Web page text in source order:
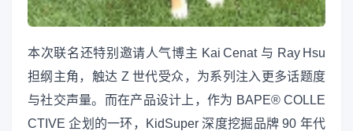
本次联名还特别邀请人气博主 Kai Cenat 与 Ray Hsu
担纲主角，触达 Z 世代受众，为系列注入更多话题度
与社交声量。而在产品设计上，作为 BAPE® COLLE
CTIVE 企划的一环，KidSuper 深度挖掘品牌 90 年代